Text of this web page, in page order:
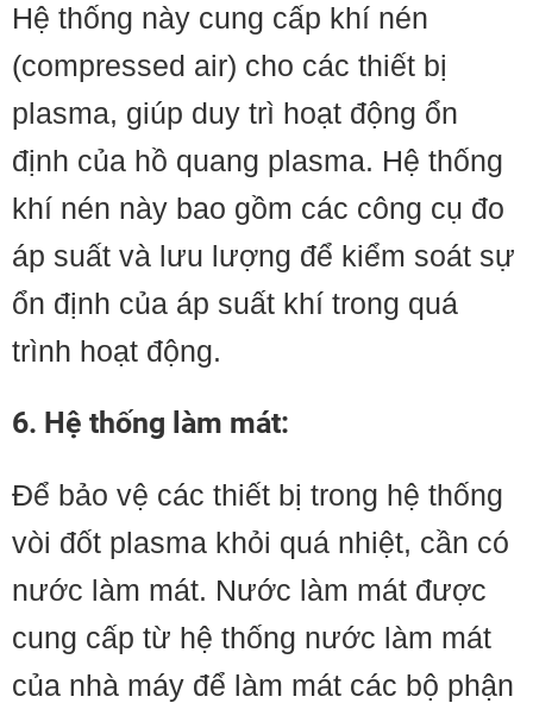
Hệ thống này cung cấp khí nén
(compressed air) cho các thiết bị
plasma, giúp duy trì hoạt động ổn
định của hồ quang plasma. Hệ thống
khí nén này bao gồm các công cụ đo
áp suất và lưu lượng để kiểm soát sự
ổn định của áp suất khí trong quá
trình hoạt động.
6. Hệ thống làm mát:
Để bảo vệ các thiết bị trong hệ thống
vòi đốt plasma khỏi quá nhiệt, cần có
nước làm mát. Nước làm mát được
cung cấp từ hệ thống nước làm mát
của nhà máy để làm mát các bộ phận